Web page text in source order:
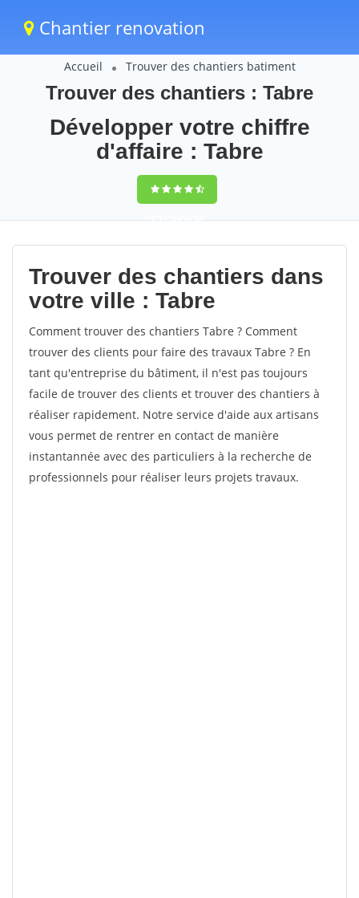
Chantier renovation
Accueil Trouver des chantiers batiment
Trouver des chantiers : Tabre
Développer votre chiffre
d'affaire : Tabre
9,5(100%)58
votes
Trouver des chantiers dans
votre ville : Tabre
Comment trouver des chantiers Tabre ? Comment
trouver des clients pour faire des travaux Tabre ? En
tant qu'entreprise du bâtiment, il n'est pas toujours
facile de trouver des clients et trouver des chantiers à
réaliser rapidement. Notre service d'aide aux artisans
vous permet de rentrer en contact de manière
instantannée avec des particuliers à la recherche de
professionnels pour réaliser leurs projets travaux.